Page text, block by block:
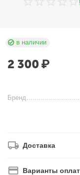
в наличии
2 300 ₽
Бренд
Доставка
Варианты